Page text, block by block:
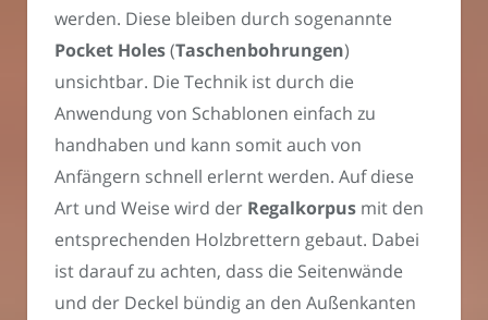
werden. Diese bleiben durch sogenannte
Pocket Holes(Taschenbohrungen)
unsichtbar. Die Technik ist durch die
Anwendung von Schablonen einfach zu
handhaben und kann somit auch von
Anfängern schnell erlernt werden. Auf diese
Art und Weise wird der Regalkorpus mit den
entsprechenden Holzbrettern gebaut. Dabei
ist darauf zu achten, dass die Seitenwände
und der Deckel bündig an den Außenkanten